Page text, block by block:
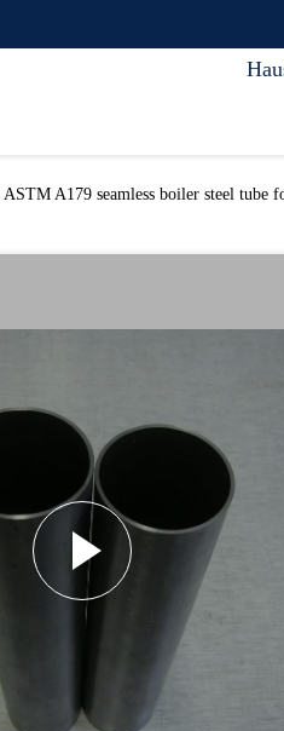
ASTM A179 seamless boiler steel tube